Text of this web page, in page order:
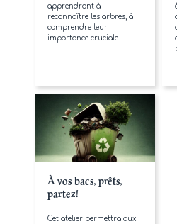
apprendront à
reconnaître les arbres, à
comprendre leur
importance cruciale...
À vos bacs, prêts,
partez!
Cet atelier permettra aux